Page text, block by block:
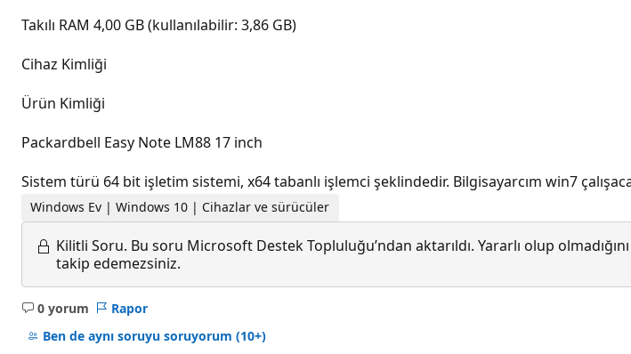
Takılı RAM 4,00 GB (kullanılabilir: 3,86 GB)
Cihaz Kimliği
Ürün Kimliği
Packardbell Easy Note LM88 17 inch
Sistem türü 64 bit işletim sistemi, x64 tabanlı işlemci şeklindedir. Bilgisayarcım win7
Windows Ev | Windows 10 | Cihazlar ve sürücüler
Kilitli Soru. Bu soru Microsoft Destek Topluluğu’ndan aktarıldı. Yararlı olup
takip edemezsiniz.
0 yorum
Açıklama
yok
Rapor
Ben de aynı soruyu soruyorum (10+)